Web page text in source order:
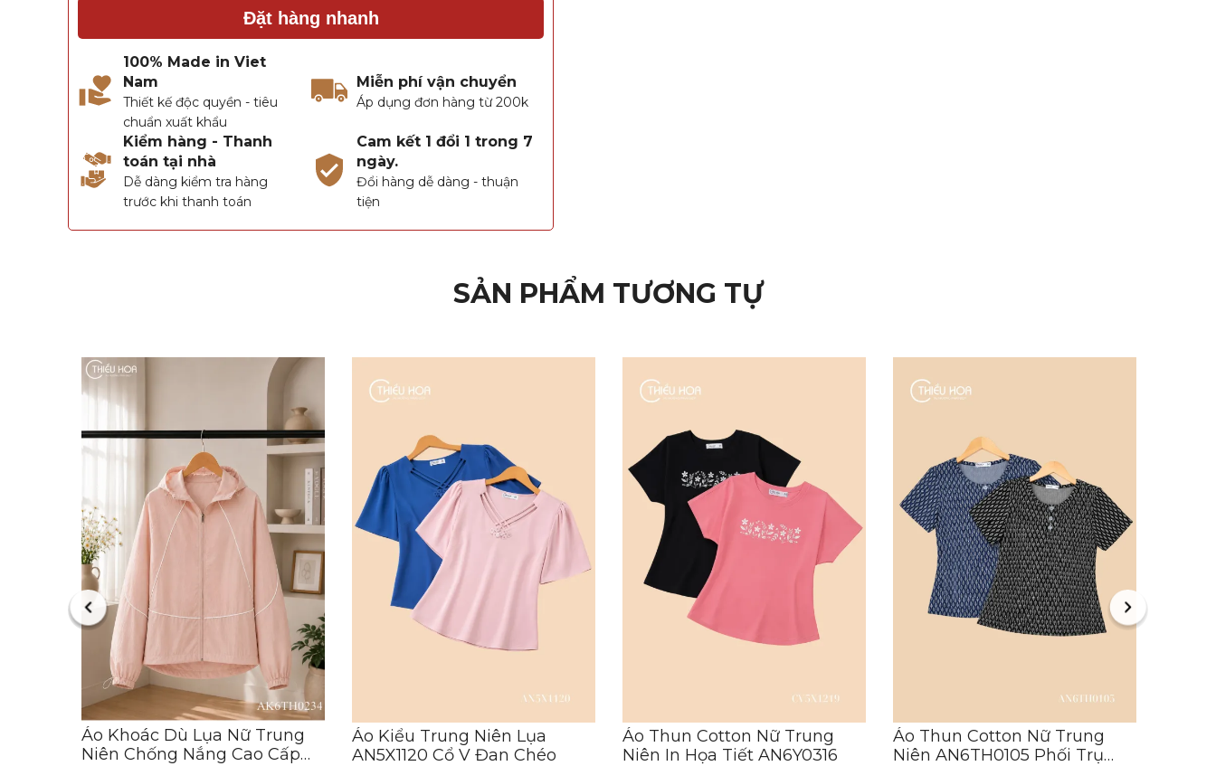
Đặt hàng nhanh
100% Made in Viet
Nam
Thiết kế độc quyền - tiêu
chuẩn xuất khẩu
Miễn phí vận chuyển
Áp dụng đơn hàng từ 200k
Kiểm hàng - Thanh
toán tại nhà
Dễ dàng kiểm tra hàng
trước khi thanh toán
Cam kết 1 đổi 1 trong 7
ngày.
Đổi hàng dễ dàng - thuận
tiện
SẢN PHẨM TƯƠNG TỰ
Áo Khoác Dù Lụa Nữ Trung
Niên Chống Nắng Cao Cấp
Áo Kiểu Trung Niên Lụa
AN5X1120 Cổ V Đan Chéo
Áo Thun Cotton Nữ Trung
Niên In Họa Tiết AN6Y0316
Áo Thun Cotton Nữ Trung
Niên AN6TH0105 Phối Trụ